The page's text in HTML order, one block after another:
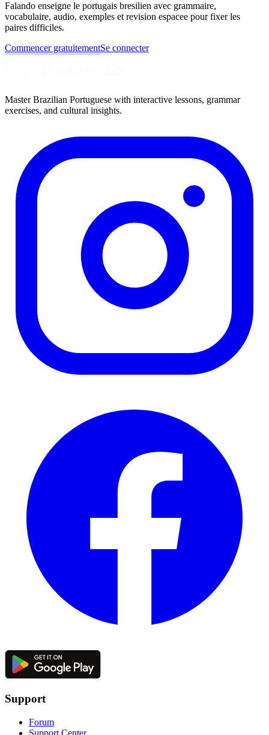
Falando enseigne le portugais bresilien avec grammaire,
vocabulaire, audio, exemples et revision espacee pour fixer les
paires difficiles.
Commencer gratuitementSe connecter
Master Brazilian Portuguese with interactive lessons, grammar
exercises, and cultural insights.
Support
Forum
Support Center